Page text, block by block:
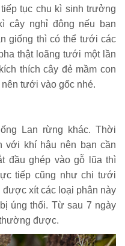
tục chu kì sinh trưởng
cây nghỉ đông nếu bạn
giống thì có thể tưới các
thật loãng tưới một lần
thích cây đẻ mầm con
tưới vào gốc nhé.
Lan rừng khác. Thời
với khí hậu nên bạn cần
đầu ghép vào gỗ lũa thì
tiếp cũng như chi tưới
xít các loại phân này
úng thối. Từ sau 7 ngày
được.